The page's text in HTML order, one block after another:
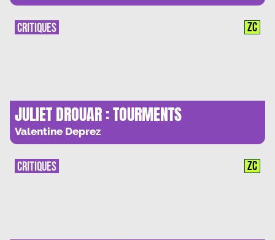
JULIET DROUAR : TOURMENTS
ADOLESCENTS
Valentine Deprez
CRITIQUES ZC
CRITIQUES ZC